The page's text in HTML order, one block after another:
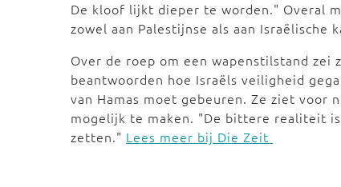
De kloof lijkt dieper te worden." Overal
zowel aan Palestijnse als aan Israëlische
Over de roep om een wapenstilstand
beantwoorden hoe Israëls veiligheid
van Hamas moet gebeuren. Ze ziet voor
mogelijk te maken. "De bittere realiteit
zetten." Lees meer bij Die Zeit